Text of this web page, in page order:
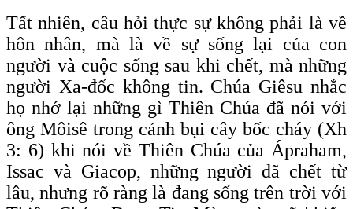
Tất nhiên, câu hỏi thực sự không phải là về
hôn nhân, mà là về sự sống lại của con
người và cuộc sống sau khi chết, mà những
người Xa-đốc không tin. Chúa Giêsu nhắc
họ nhớ lại những gì Thiên Chúa đã nói với
ông Môisê trong cảnh bụi cây bốc cháy (Xh
3: 6) khi nói về Thiên Chúa của Ápraham,
Issac và Giacop, những người đã chết từ
lâu, nhưng rõ ràng là đang sống trên trời với